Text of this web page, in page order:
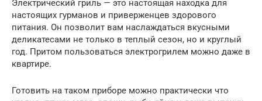
Электрический гриль — это настоящая находка для
настоящих гурманов и приверженцев здорового
питания. Он позволит вам наслаждаться вкусными
деликатесами не только в теплый сезон, но и круглый
год. Притом пользоваться электрогрилем можно даже в
квартире.
Готовить на таком приборе можно практически что